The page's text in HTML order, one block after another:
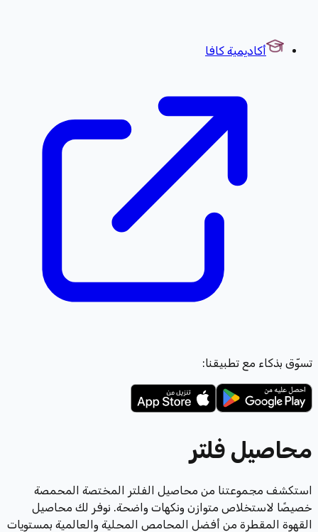
أكاديمية كافا
تسوّق بذكاء مع تطبيقنا:
محاصيل فلتر
استكشف مجموعتنا من محاصيل الفلتر المختصة المحمصة
خصيصًا لاستخلاص متوازن ونكهات واضحة. نوفر لك محاصيل
القهوة المقطرة من أفضل المحامص المحلية والعالمية بمستويات